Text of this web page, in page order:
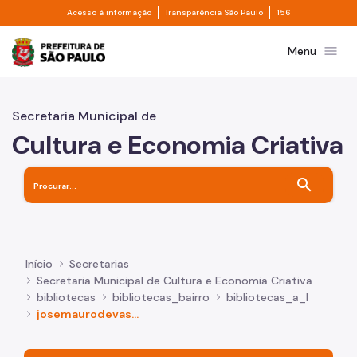
Pular para o Conteúdo principal
Acesso à informação Divisor de acesso à informação
Transparência São Paulo Divisor de
156
Prefeitura de São PauloMenu menu
Secretaria Municipal de
Cultura e Economia Criativa
search
Início
Secretarias
Secretaria Municipal de Cultura e Economia Criativa
bibliotecas
bibliotecas_bairro
bibliotecas_a_l
josemaurodevasconcelos